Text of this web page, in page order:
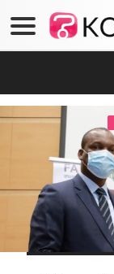
dépigmentants